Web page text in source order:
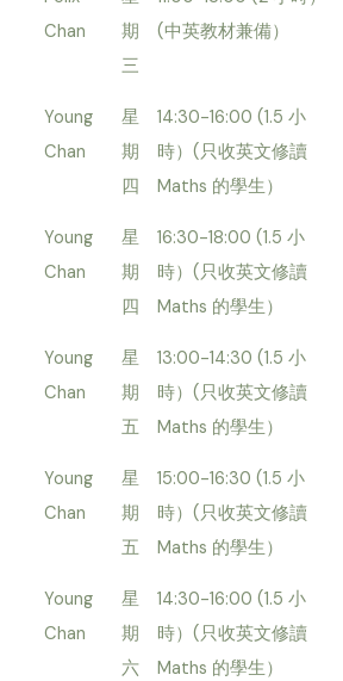
Chan
期
三
(中英教材兼備）
Young
Chan
星
期
四
14:30-16:00 (1.5 小
時）(只收英文修讀
Maths 的學生）
Young
Chan
星
期
四
16:30-18:00 (1.5 小
時）(只收英文修讀
Maths 的學生）
Young
Chan
星
期
五
13:00-14:30 (1.5 小
時）(只收英文修讀
Maths 的學生）
Young
Chan
星
期
五
15:00-16:30 (1.5 小
時）(只收英文修讀
Maths 的學生）
Young
Chan
星
期
六
14:30-16:00 (1.5 小
時）(只收英文修讀
Maths 的學生）